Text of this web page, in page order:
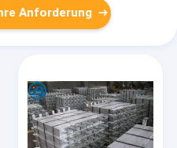
Anforderung